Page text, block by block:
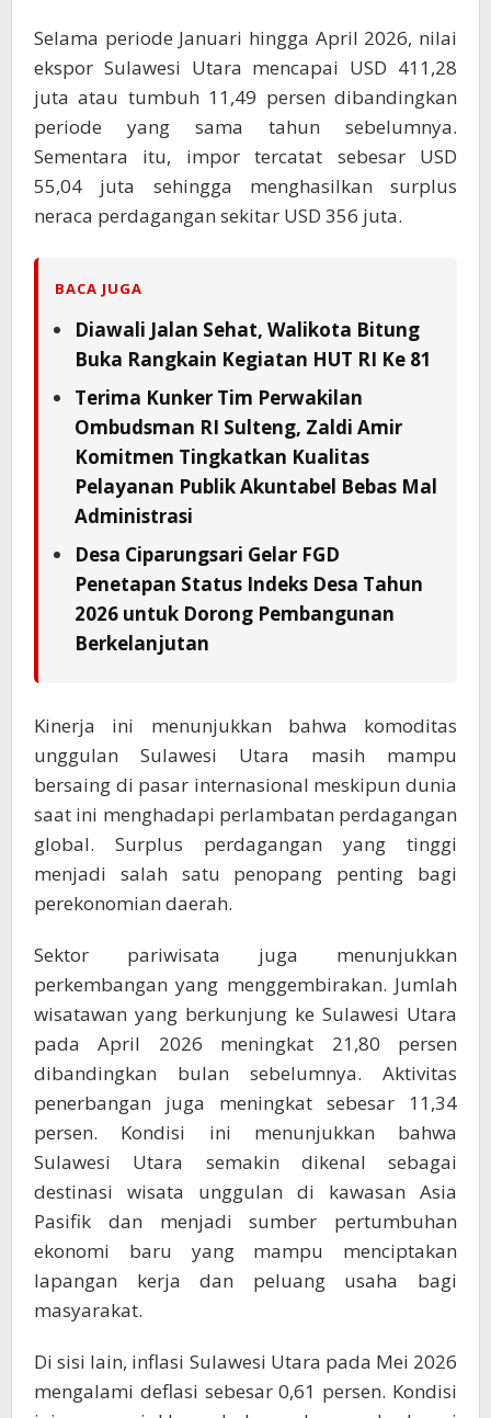
Selama periode Januari hingga April 2026, nilai
ekspor Sulawesi Utara mencapai USD 411,28
juta atau tumbuh 11,49 persen dibandingkan
periode yang sama tahun sebelumnya.
Sementara itu, impor tercatat sebesar USD
55,04 juta sehingga menghasilkan surplus
neraca perdagangan sekitar USD 356 juta.
BACA JUGA
Diawali Jalan Sehat, Walikota Bitung
Buka Rangkain Kegiatan HUT RI Ke 81
Terima Kunker Tim Perwakilan
Ombudsman RI Sulteng, Zaldi Amir
Komitmen Tingkatkan Kualitas
Pelayanan Publik Akuntabel Bebas Mal
Administrasi
Desa Ciparungsari Gelar FGD
Penetapan Status Indeks Desa Tahun
2026 untuk Dorong Pembangunan
Berkelanjutan
Kinerja ini menunjukkan bahwa komoditas
unggulan Sulawesi Utara masih mampu
bersaing di pasar internasional meskipun dunia
saat ini menghadapi perlambatan perdagangan
global. Surplus perdagangan yang tinggi
menjadi salah satu penopang penting bagi
perekonomian daerah.
Sektor pariwisata juga menunjukkan
perkembangan yang menggembirakan. Jumlah
wisatawan yang berkunjung ke Sulawesi Utara
pada April 2026 meningkat 21,80 persen
dibandingkan bulan sebelumnya. Aktivitas
penerbangan juga meningkat sebesar 11,34
persen. Kondisi ini menunjukkan bahwa
Sulawesi Utara semakin dikenal sebagai
destinasi wisata unggulan di kawasan Asia
Pasifik dan menjadi sumber pertumbuhan
ekonomi baru yang mampu menciptakan
lapangan kerja dan peluang usaha bagi
masyarakat.
Di sisi lain, inflasi Sulawesi Utara pada Mei 2026
mengalami deflasi sebesar 0,61 persen. Kondisi